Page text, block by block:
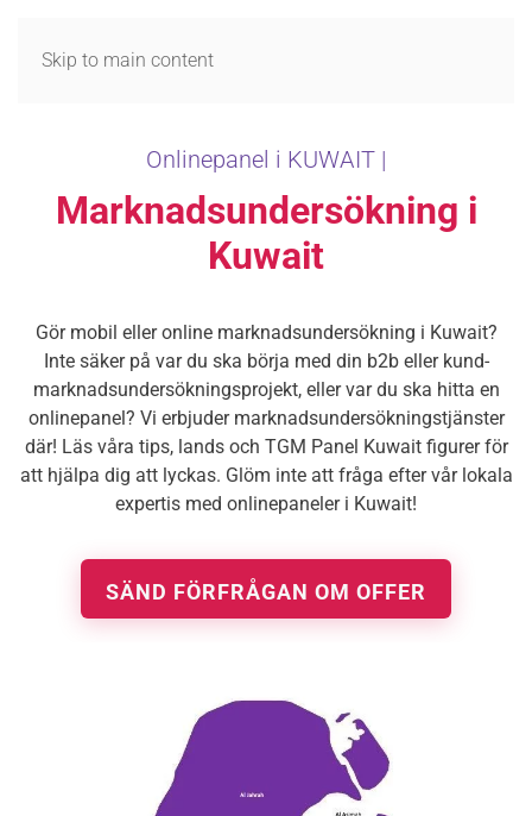
Skip to main content
Onlinepanel i KUWAIT |
Marknadsundersökning i
Kuwait
Gör mobil eller online marknadsundersökning i Kuwait?
Inte säker på var du ska börja med din b2b eller kund-
marknadsundersökningsprojekt, eller var du ska hitta en
onlinepanel? Vi erbjuder marknadsundersökningstjänster
där! Läs våra tips, lands och TGM Panel Kuwait figurer för
att hjälpa dig att lyckas. Glöm inte att fråga efter vår lokala
expertis med onlinepaneler i Kuwait!
SÄND FÖRFRÅGAN OM OFFER